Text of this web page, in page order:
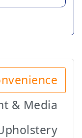
& Media